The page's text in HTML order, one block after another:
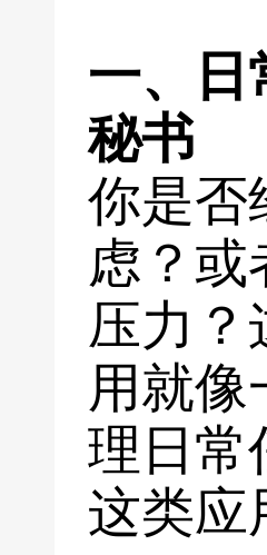
一、日
秘书
你是否
虑？
压力？
用就
理日常
这类应